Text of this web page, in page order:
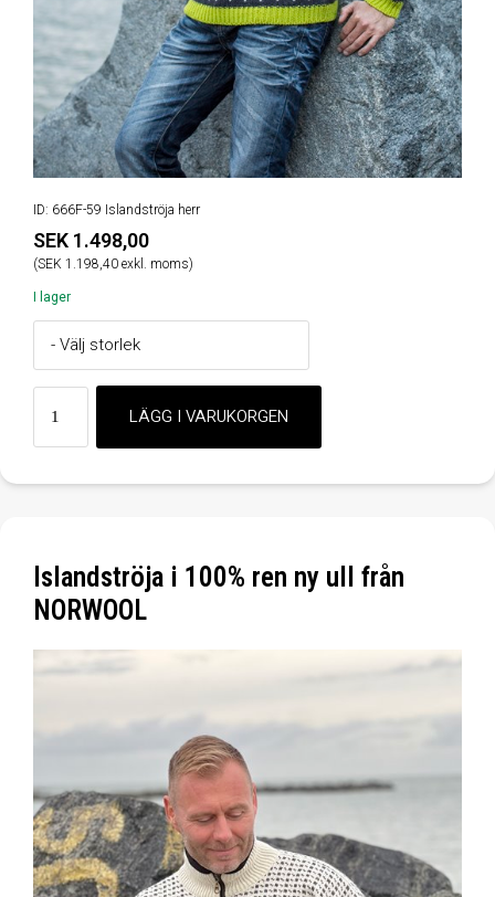
ID: 666F-59 Islandströja herr
SEK 1.498,00
(SEK 1.198,40 exkl. moms)
I lager
Islandströja i 100% ren ny ull från
NORWOOL